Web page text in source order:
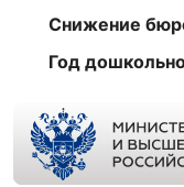
Снижение
Год